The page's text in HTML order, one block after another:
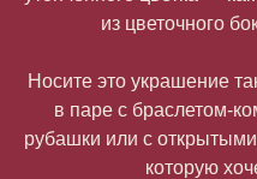
из цветочного
Носите это украшение
в паре с браслетом-
рубашки или с
которую